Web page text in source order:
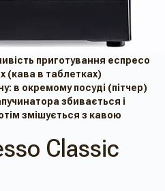
приготування еспресо
(кава в таблетках)
в ​​окремому посуді (пітчер)
збивається і
змішується з кавою
Classic